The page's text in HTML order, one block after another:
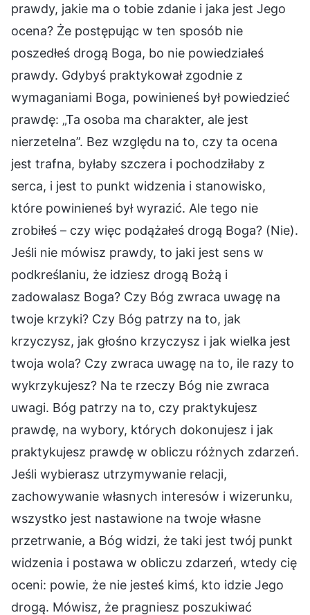
prawdy, jakie ma o tobie zdanie i jaka jest Jego
ocena? Że postępując w ten sposób nie
poszedłeś drogą Boga, bo nie powiedziałeś
prawdy. Gdybyś praktykował zgodnie z
wymaganiami Boga, powinieneś był powiedzieć
prawdę: „Ta osoba ma charakter, ale jest
nierzetelna”. Bez względu na to, czy ta ocena
jest trafna, byłaby szczera i pochodziłaby z
serca, i jest to punkt widzenia i stanowisko,
które powinieneś był wyrazić. Ale tego nie
zrobiłeś – czy więc podążałeś drogą Boga? (Nie).
Jeśli nie mówisz prawdy, to jaki jest sens w
podkreślaniu, że idziesz drogą Bożą i
zadowalasz Boga? Czy Bóg zwraca uwagę na
twoje krzyki? Czy Bóg patrzy na to, jak
krzyczysz, jak głośno krzyczysz i jak wielka jest
twoja wola? Czy zwraca uwagę na to, ile razy to
wykrzykujesz? Na te rzeczy Bóg nie zwraca
uwagi. Bóg patrzy na to, czy praktykujesz
prawdę, na wybory, których dokonujesz i jak
praktykujesz prawdę w obliczu różnych zdarzeń.
Jeśli wybierasz utrzymywanie relacji,
zachowywanie własnych interesów i wizerunku,
wszystko jest nastawione na twoje własne
przetrwanie, a Bóg widzi, że taki jest twój punkt
widzenia i postawa w obliczu zdarzeń, wtedy cię
oceni: powie, że nie jesteś kimś, kto idzie Jego
drogą. Mówisz, że pragniesz poszukiwać